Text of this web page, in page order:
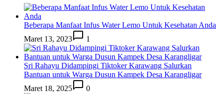
Beberapa Manfaat Infus Water Lemo Untuk Kesehatan Anda
Maret 13, 2023
1
Sri Rahayu Didampingi Tiktoker Karawang Salurkan
Bantuan untuk Warga Dusun Kampek Desa Karangligar
Maret 18, 2025
0